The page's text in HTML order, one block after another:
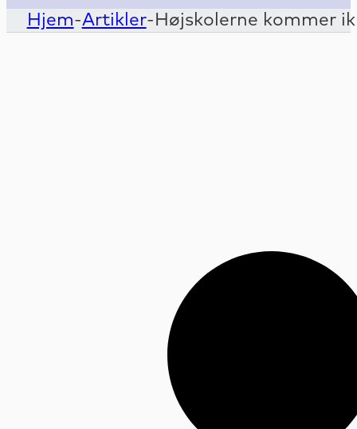
Hjem-Artikler- Højskolerne kommer